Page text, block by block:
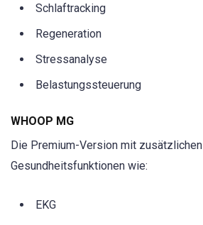
Schlaftracking
Regeneration
Stressanalyse
Belastungssteuerung
WHOOP MG
Die Premium-Version mit zusätzlichen
Gesundheitsfunktionen wie:
EKG